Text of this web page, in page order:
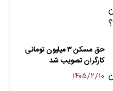
حق مسکن ۳ میلیون تومانی
کارگران تصویب شد
۱۴۰۵/۲/۱۰